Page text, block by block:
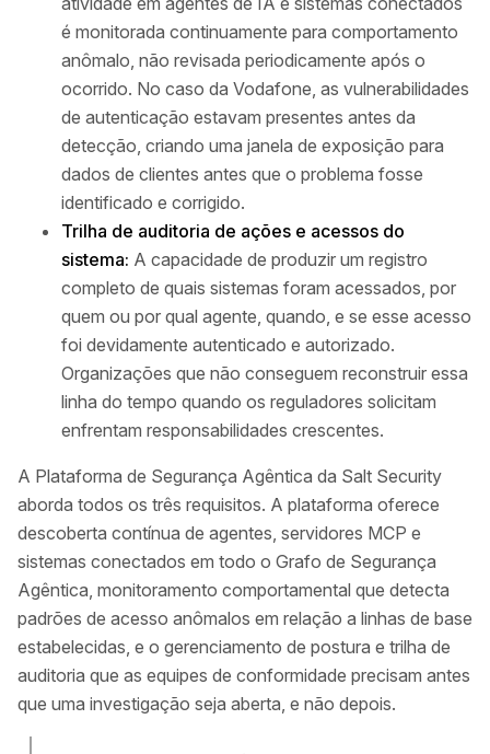
é monitorada continuamente para comportamento
anômalo, não revisada periodicamente após o
ocorrido. No caso da Vodafone, as vulnerabilidades
de autenticação estavam presentes antes da
detecção, criando uma janela de exposição para
dados de clientes antes que o problema fosse
identificado e corrigido.
Trilha de auditoria de ações e acessos do
sistema: A capacidade de produzir um registro
completo de quais sistemas foram acessados, por
quem ou por qual agente, quando, e se esse acesso
foi devidamente autenticado e autorizado.
Organizações que não conseguem reconstruir essa
linha do tempo quando os reguladores solicitam
enfrentam responsabilidades crescentes.
A Plataforma de Segurança Agêntica da Salt Security
aborda todos os três requisitos. A plataforma oferece
descoberta contínua de agentes, servidores MCP e
sistemas conectados em todo o Grafo de Segurança
Agêntica, monitoramento comportamental que detecta
padrões de acesso anômalos em relação a linhas de base
estabelecidas, e o gerenciamento de postura e trilha de
auditoria que as equipes de conformidade precisam antes
que uma investigação seja aberta, e não depois.